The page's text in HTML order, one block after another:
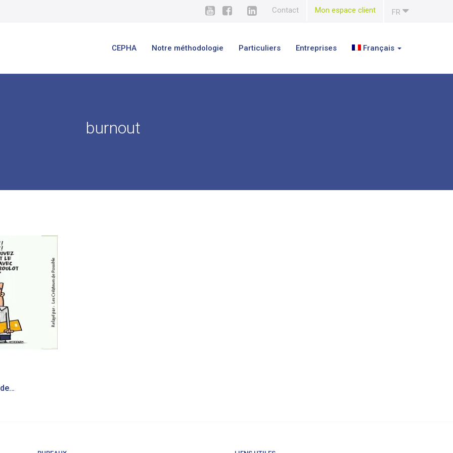
FR
Contact Mon espace client
CEPHA Notre méthodologie Particuliers Entreprises Français
burnout
Entreprises | Un coup de pouce du Gouvernement pour prévenir le burn-out dans votre entreprise